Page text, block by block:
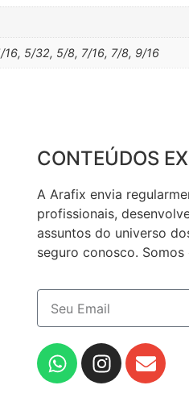
16, 5/32, 5/8, 7/16, 7/8, 9/16
CONTEÚDOS
A Arafix envia
profissionais,
assuntos do universo
seguro conosco.